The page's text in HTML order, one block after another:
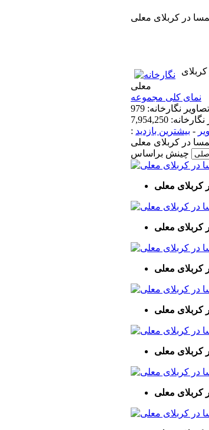
در کربلای معلی
معلی
نمای کلی مجموعه
نگارخانه: 979
7,954,250
:
- بیشترین بازدید
در کربلای معلی
کربلای معلی
کربلای معلی
کربلای معلی
کربلای معلی
کربلای معلی
کربلای معلی